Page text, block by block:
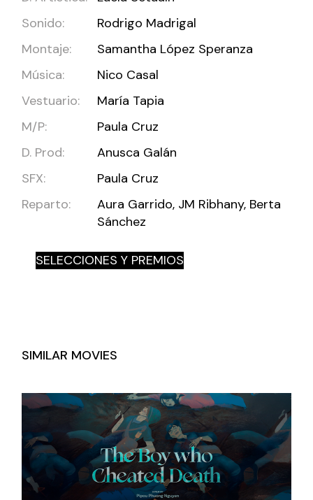
Sonido:
Rodrigo Madrigal
Montaje:
Samantha López Speranza
Música:
Nico Casal
Vestuario:
María Tapia
M/P:
Paula Cruz
D. Prod:
Anusca Galán
SFX:
Paula Cruz
Reparto:
Aura Garrido, JM Ribhany, Berta
Sánchez
SELECCIONES Y PREMIOS
SIMILAR MOVIES